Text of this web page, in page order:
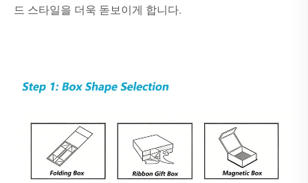
드 스타일을 더욱 돋보이게 합니다.